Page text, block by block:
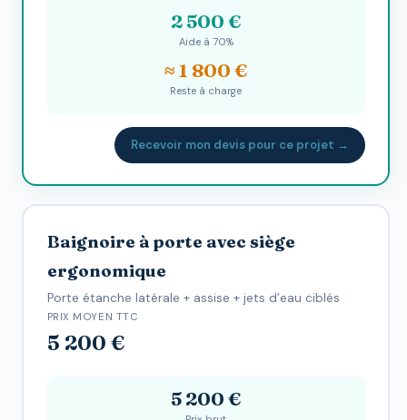
2 500 €
Aide à 70%
≈ 1 800 €
Reste à charge
Recevoir mon devis pour ce projet →
Baignoire à porte avec siège
ergonomique
Porte étanche latérale + assise + jets d’eau ciblés
PRIX MOYEN TTC
5 200 €
5 200 €